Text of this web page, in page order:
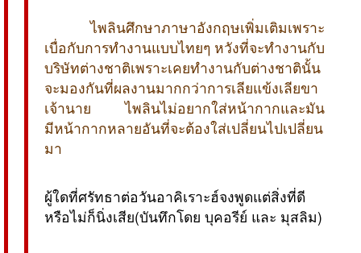
ไพลินศึกษาภาษาอังกฤษเพิ่มเติมเพราะ
เบื่อกับการทำงานแบบไทยๆ หวังที่จะทำงานกับ
บริษัทต่างชาติเพราะเคยทำงานกับต่างชาตินั้น
จะมองกันที่ผลงานมากกว่าการเลียแข้งเลียขา
เจ้านาย ไพลินไม่อยากใส่หน้ากากและมัน
มีหน้ากากหลายอันที่จะต้องใส่เปลี่ยนไปเปลี่ยน
มา
ผู้ใดที่ศรัทธาต่อวันอาคิเราะฮ์จงพูดแต่สิ่งที่ดี
หรือไม่ก็นิ่งเสีย(บันทึกโดย บุคอรีย์ และ มุสลิม)